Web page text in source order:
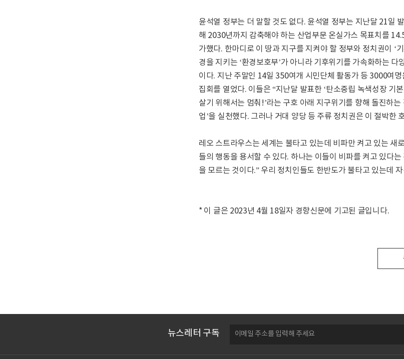
윤석열 정부는 더 말할 것도 없다. 윤석열 정부는 지난달 21일
해 2030년까지 감축해야 하는 산업부문 온실가스 목표치를
가했다. 한마디로 이 땅과 지구를 지켜야 할 정부와 정치권이 ‘
경을 지키는 ‘환경보호부’가 아니라 기후위기를 가속화하는
이다. 지난 주말인 14일 350여개 시민단체 활동가 등 3000여
집회를 열었다. 이들은 “지난달 발표한 ‘탄소중립 녹색성장 기
살기 위해서는 멈춰!’라는 구호 아래 지구위기를 향해 돌진하
업’을 실천했다. 그러나 거대 양당 등 주류 정치권은 이 절박한
레오 스트라우스는 세계는 불타고 있는데 비파만 켜고 있는 새
들의 행동을 용서할 수 있다. 하나는 이들이 비파를 켜고 있다
을 모르는 것이다.” 우리 정치인들도 한반도가 불타고 있는데
* 이 글은 2023년 4월 18일자 경향신문에 기고된 글입니다.
뉴스레터 구독